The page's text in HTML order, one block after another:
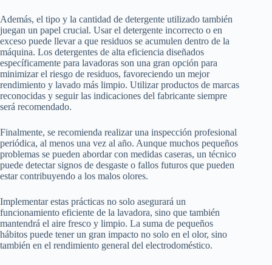
Además, el tipo y la cantidad de detergente utilizado también
juegan un papel crucial. Usar el detergente incorrecto o en
exceso puede llevar a que residuos se acumulen dentro de la
máquina. Los detergentes de alta eficiencia diseñados
específicamente para lavadoras son una gran opción para
minimizar el riesgo de residuos, favoreciendo un mejor
rendimiento y lavado más limpio. Utilizar productos de marcas
reconocidas y seguir las indicaciones del fabricante siempre
será recomendado.
Finalmente, se recomienda realizar una inspección profesional
periódica, al menos una vez al año. Aunque muchos pequeños
problemas se pueden abordar con medidas caseras, un técnico
puede detectar signos de desgaste o fallos futuros que pueden
estar contribuyendo a los malos olores.
Implementar estas prácticas no solo asegurará un
funcionamiento eficiente de la lavadora, sino que también
mantendrá el aire fresco y limpio. La suma de pequeños
hábitos puede tener un gran impacto no solo en el olor, sino
también en el rendimiento general del electrodoméstico.